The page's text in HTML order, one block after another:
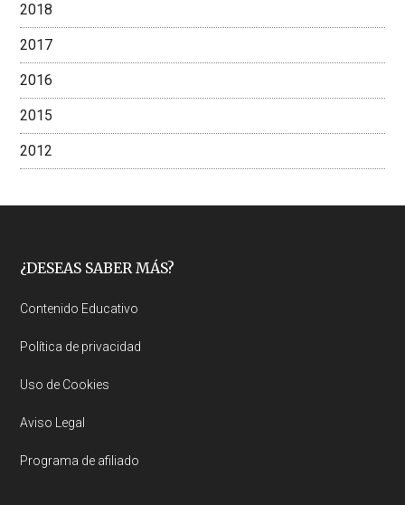
2018
2017
2016
2015
2012
Footer
¿DESEAS SABER MÁS?
Contenido Educativo
Política de privacidad
Uso de Cookies
Aviso Legal
Programa de afiliado